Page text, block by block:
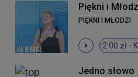
PIĘKNI I MŁODZI
2.00 zł -
Jedno słowo